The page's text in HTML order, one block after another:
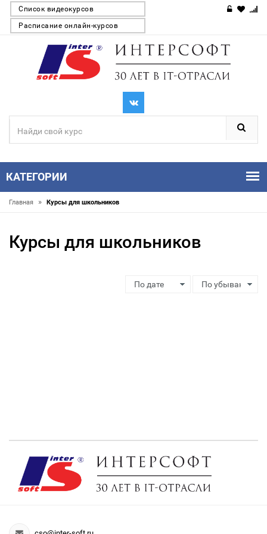
Список видеокурсов
Расписание онлайн-курсов
КАТЕГОРИИ
Главная » Курсы для школьников
Курсы для школьников